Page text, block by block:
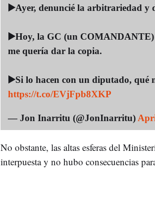
▶️Ayer, denuncié la arbitrariedad y
▶️Hoy, la GC (un COMANDANTE)
me quería dar la copia.
▶️Si lo hacen con un diputado, qué
https://t.co/EVjFpb8XKP
— Jon Inarritu (@JonInarritu)
No obstante, las altas esferas del
interpuesta y no hubo consecuencias